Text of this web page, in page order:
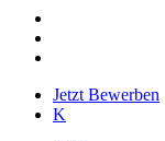
Close
Menu
Jetzt Bewerben
K